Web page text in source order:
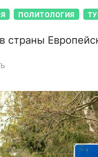
ПОЛИТОЛОГИЯ
страны